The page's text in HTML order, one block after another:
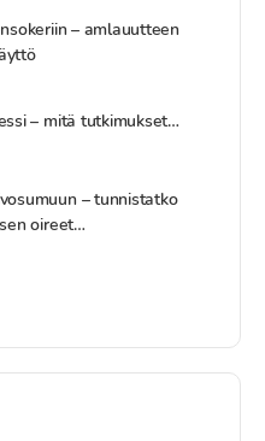
– amlauutteen
– mitä tutkimukset…
– tunnistatko
oireet…